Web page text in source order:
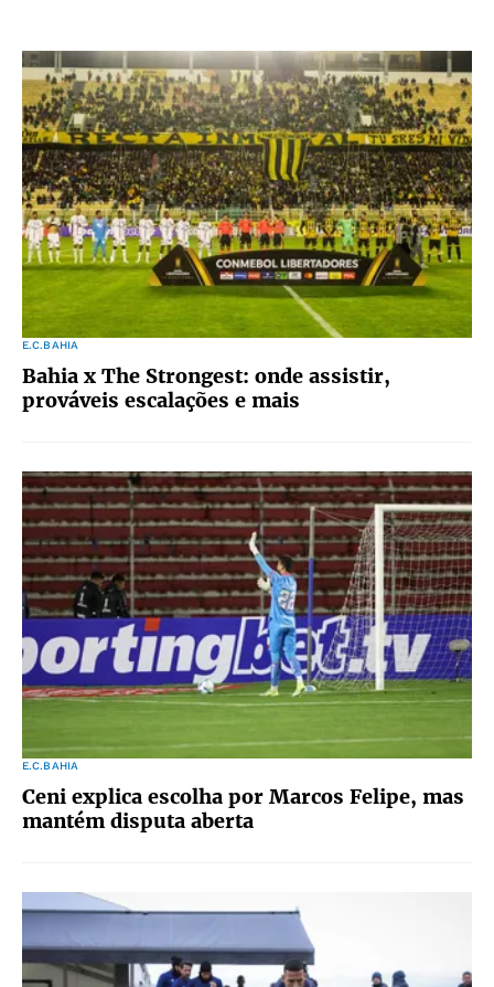
E.C.BAHIA
Bahia x The Strongest: onde assistir,
prováveis escalações e mais
E.C.BAHIA
Ceni explica escolha por Marcos Felipe, mas
mantém disputa aberta